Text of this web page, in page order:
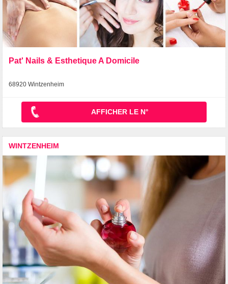
Pat' Nails & Esthetique A Domicile
68920 Wintzenheim
AFFICHER LE N°
WINTZENHEIM